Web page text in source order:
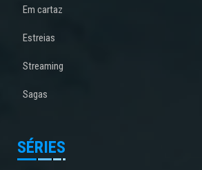
Em cartaz
Estreias
Streaming
Sagas
SÉRIES